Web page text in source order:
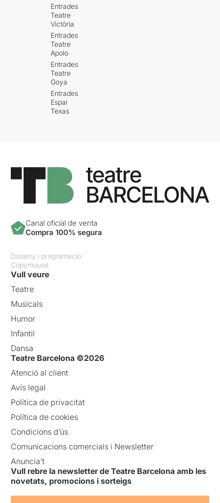
Entrades
Teatre
Victòria
Entrades
Teatre
Apolo
Entrades
Teatre
Goya
Entrades
Espai
Texas
Canal oficial de venta
Compra 100% segura
Disseny i programació:
Copymouse
Vull veure
Teatre
Musicals
Humor
Infantil
Dansa
Teatre Barcelona ©2026
Atenció al client
Avís legal
Política de privacitat
Política de cookies
Condicions d’ús
Comunicacions comercials i Newsletter
Anuncia’t
Vull rebre la newsletter de Teatre Barcelona amb les
novetats, promocions i sorteigs